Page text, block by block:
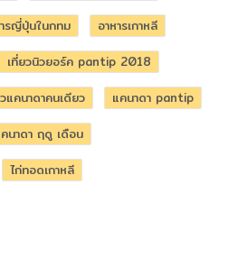
รญี่ปุ่นในกทม
อาหารเกาหลี
เที่ยวนิวยอร์ค pantip 2018
แคนาดาคนเดียว
แคนาดา pantip
นาดา ฤดู เดือน
ไก่ทอดเกาหลี